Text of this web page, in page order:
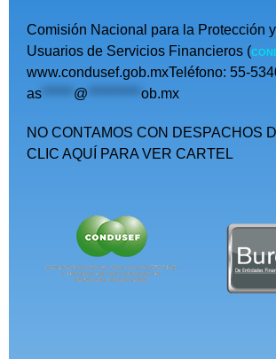
Comisión Nacional para la Protección
Usuarios de Servicios Financieros (
www.condusef.gob.mxTeléfono: 55-
as ****** @ ********** ob.mx
NO CONTAMOS CON DESPACHOS
CLIC AQUÍ PARA VER CARTEL